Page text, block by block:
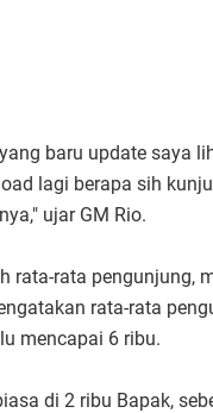
baru update saya
lagi berapa sih
ujar GM Rio.
rata-rata pengunjung,
rata-rata
mencapai 6 ribu.
di 2 ribu Bapak,